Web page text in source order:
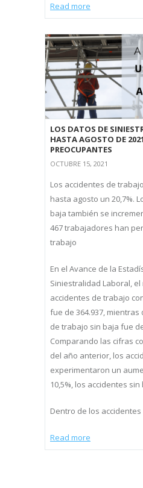
Read more
LOS DATOS DE
HASTA AGOSTO DE
PREOCUPANTES
OCTUBRE 15, 2021
Los accidentes de
hasta agosto un 20,7%.
baja también se
467 trabajadores han
trabajo
En el Avance de la
Siniestralidad Laboral,
accidentes de trabajo
fue de 364.937,
de trabajo sin baja fue
Comparando las cifras
del año anterior, los
experimentaron un
10,5%, los accidentes sin
Dentro de los accidentes
Read more